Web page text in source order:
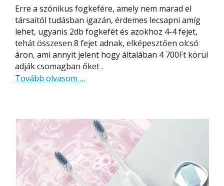
Erre a szónikus fogkefére, amely nem marad el
társaitól tudásban igazán, érdemes lecsapni amíg
lehet, ugyanis 2db fogkefét és azokhoz 4-4 fejet,
tehát összesen 8 fejet adnak, elképesztően olcsó
áron, ami annyit jelent hogy általában 4 700Ft körül
adják csomagban őket .
Tovább olvasom about
sok
fejjel,
szinte
ingyen
…